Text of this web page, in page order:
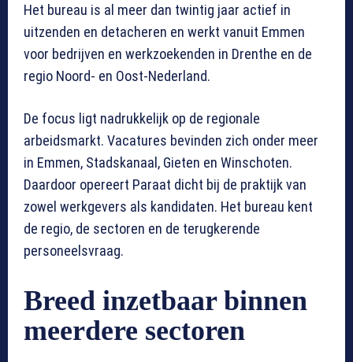
Het bureau is al meer dan twintig jaar actief in
uitzenden en detacheren en werkt vanuit Emmen
voor bedrijven en werkzoekenden in Drenthe en de
regio Noord- en Oost-Nederland.
De focus ligt nadrukkelijk op de regionale
arbeidsmarkt. Vacatures bevinden zich onder meer
in Emmen, Stadskanaal, Gieten en Winschoten.
Daardoor opereert Paraat dicht bij de praktijk van
zowel werkgevers als kandidaten. Het bureau kent
de regio, de sectoren en de terugkerende
personeelsvraag.
Breed inzetbaar binnen
meerdere sectoren